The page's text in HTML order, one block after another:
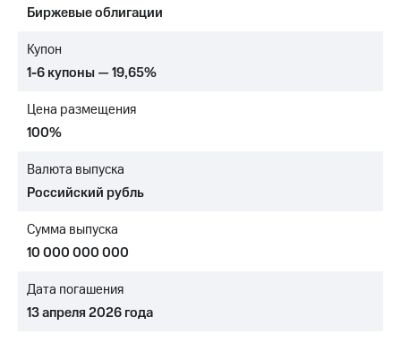
Достижения
Интервью
отчетность
Контакты
Новости
в
и акционерам
Корпоративное
Биржевые облигации
Купон
1-6 купоны — 19,65%
Цена размещения
100%
Валюта выпуска
Российский рубль
Сумма выпуска
10 000 000 000
Дата погашения
13 апреля 2026 года